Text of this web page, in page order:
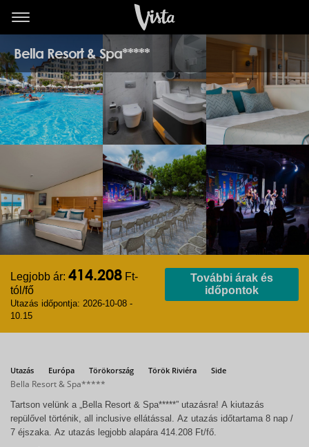
Bella Resort & Spa*****
Legjobb ár: 414.208 Ft-
tól/fő
Utazás időpontja: 2026-10-08 -
10.15
További árak és
időpontok
Utazás Európa Törökország Török Riviéra Side
Bella Resort & Spa*****
Tartson velünk a „Bella Resort & Spa*****” utazásra! A kiutazás
repülővel történik, all inclusive ellátással. Az utazás időtartama 8 nap /
7 éjszaka. Az utazás legjobb alapára 414.208 Ft/fő.